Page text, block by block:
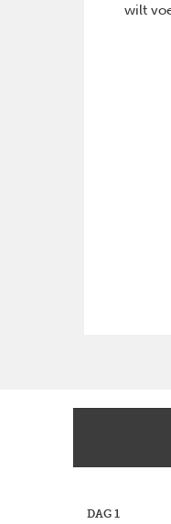
wilt
DAG 1